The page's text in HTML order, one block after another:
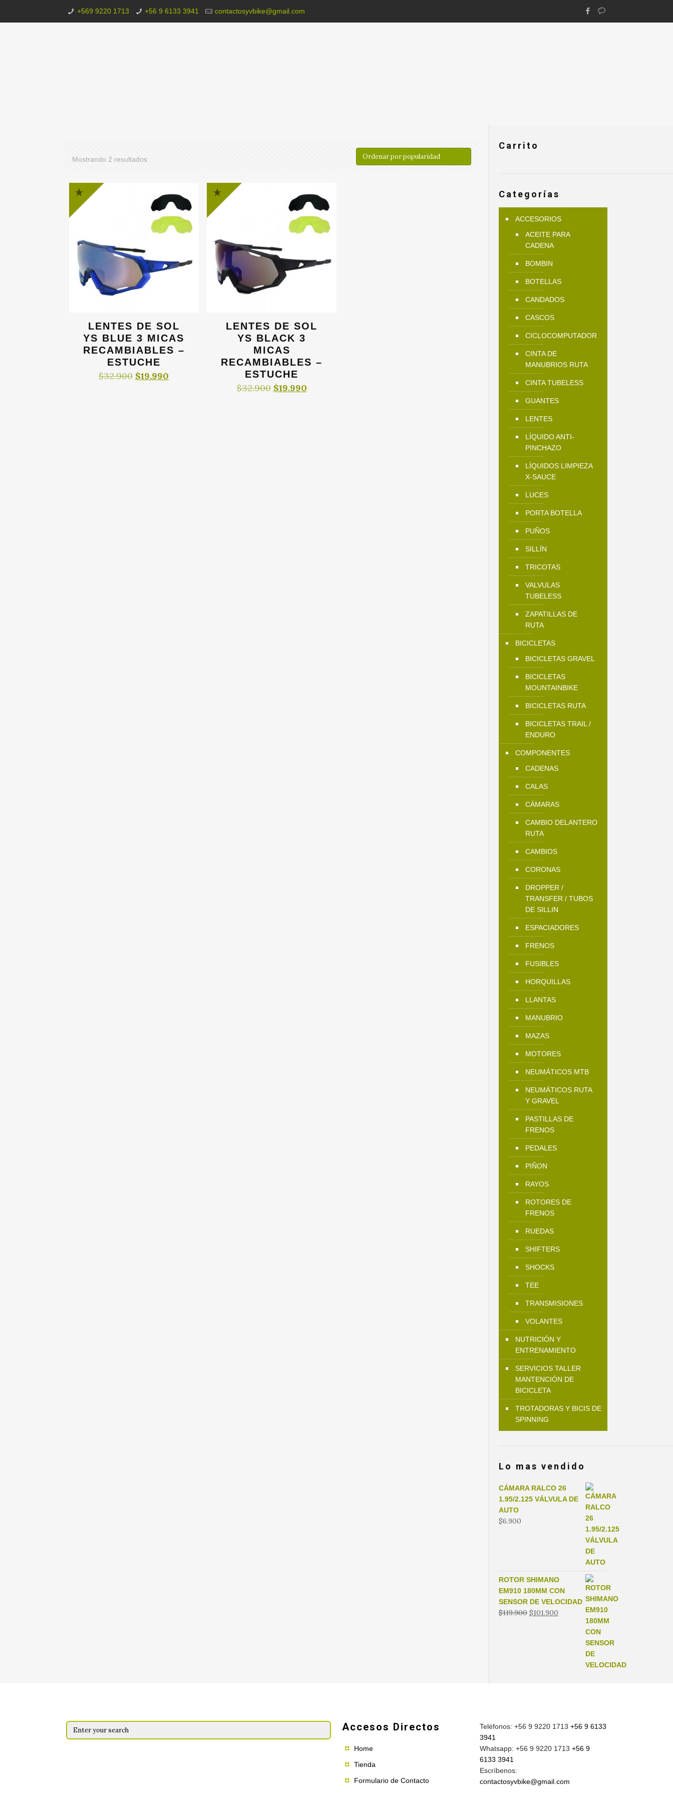
+569 9220 1713 +56 9 6133 3941 contactosyvbike@gmail.com
Mostrando 2 resultadosOrdenado
LENTES DE SOL
YS BLUE 3 MICAS
RECAMBIABLES –
ESTUCHE
$32.900 El
$19.990
LENTES DE SOL
YS BLACK 3
MICAS
RECAMBIABLES –
ESTUCHE
$32.900 El
$19.990El
Carrito
Categorías
ACCESORIOS
ACEITE PARA
CADENA
BOMBIN
BOTELLAS
CANDADOS
CASCOS
CICLOCOMPUTADOR
CINTA DE
MANUBRIOS RUTA
CINTA TUBELESS
GUANTES
LENTES
LÍQUIDO ANTI-
PINCHAZO
LÍQUIDOS LIMPIEZA
X-SAUCE
LUCES
PORTA BOTELLA
PUÑOS
SILLÍN
TRICOTAS
VALVULAS
TUBELESS
ZAPATILLAS DE
RUTA
BICICLETAS
BICICLETAS GRAVEL
BICICLETAS
MOUNTAINBIKE
BICICLETAS RUTA
BICICLETAS TRAIL /
ENDURO
COMPONENTES
CADENAS
CALAS
CÁMARAS
CAMBIO DELANTERO
RUTA
CAMBIOS
CORONAS
DROPPER /
TRANSFER / TUBOS
DE SILLIN
ESPACIADORES
FRENOS
FUSIBLES
HORQUILLAS
LLANTAS
MANUBRIO
MAZAS
MOTORES
NEUMÁTICOS MTB
NEUMÁTICOS RUTA
Y GRAVEL
PASTILLAS DE
FRENOS
PEDALES
PIÑON
RAYOS
ROTORES DE
FRENOS
RUEDAS
SHIFTERS
SHOCKS
TEE
TRANSMISIONES
VOLANTES
NUTRICIÓN Y
ENTRENAMIENTO
SERVICIOS TALLER
MANTENCIÓN DE
BICICLETA
TROTADORAS Y BICIS DE
SPINNING
Lo mas vendido
CÁMARA RALCO 26
1.95/2.125 VÁLVULA DE
AUTO
$6.900
ROTOR SHIMANO
EM910 180MM CON
SENSOR DE VELOCIDAD
$119.900 El
$101.900El
$101.900.
Accesos Directos
Home
Tienda
Formulario de Contacto
Teléfonos: +56 9 9220 1713+56 9 6133
3941
Whatsapp: +56 9 9220 1713+56 9
6133 3941
Escríbenos:
contactosyvbike@gmail.com